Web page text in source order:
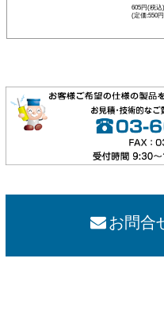
605円(税込)
(定価:550
お問合